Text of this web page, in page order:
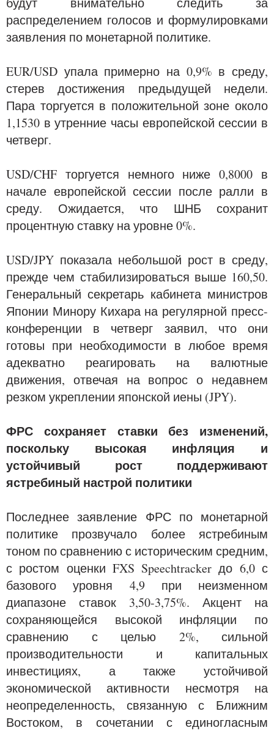
распределением голосов и формулировками
заявления по монетарной политике.
EUR/USD упала примерно на 0,9% в среду,
стерев достижения предыдущей недели.
Пара торгуется в положительной зоне около
1,1530 в утренние часы европейской сессии в
четверг.
USD/CHF торгуется немного ниже 0,8000 в
начале европейской сессии после ралли в
среду. Ожидается, что ШНБ сохранит
процентную ставку на уровне 0%.
USD/JPY показала небольшой рост в среду,
прежде чем стабилизироваться выше 160,50.
Генеральный секретарь кабинета министров
Японии Минору Кихара на регулярной пресс-
конференции в четверг заявил, что они
готовы при необходимости в любое время
адекватно реагировать на валютные
движения, отвечая на вопрос о недавнем
резком укреплении японской иены (JPY).
ФРС сохраняет ставки без изменений,
поскольку высокая инфляция и
устойчивый рост поддерживают
ястребиный настрой политики
Последнее заявление ФРС по монетарной
политике прозвучало более ястребиным
тоном по сравнению с историческим средним,
с ростом оценки FXS Speechtracker до 6,0 с
базового уровня 4,9 при неизменном
диапазоне ставок 3,50-3,75%. Акцент на
сохраняющейся высокой инфляции по
сравнению с целью 2%, сильной
производительности и капитальных
инвестициях, а также устойчивой
экономической активности несмотря на
неопределенность, связанную с Ближним
Востоком, в сочетании с единогласным